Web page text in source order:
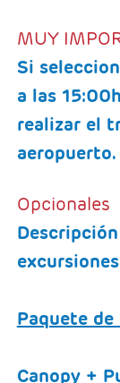
MUY
Si
a las
realizar el
Opcionales
Paquete
Canopy +